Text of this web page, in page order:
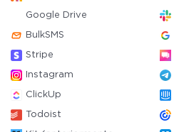
Google Drive
BulkSMS
Stripe
Instagram
ClickUp
Todoist